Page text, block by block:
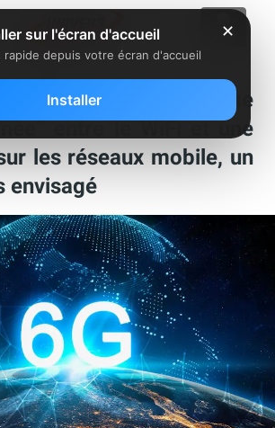
GHz au centre “d’une
entre le WiFi et une
les réseaux mobile, un
envisagé
✕
sur l'écran d'accueil
rapide depuis votre écran d'accueil
Installer